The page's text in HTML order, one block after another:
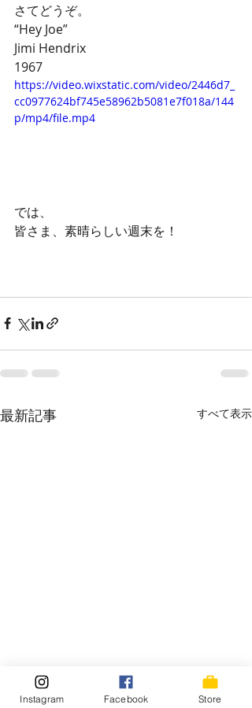
さてどうぞ。
“Hey Joe”
Jimi Hendrix
1967
https://video.wixstatic.com/video/2446d7_
cc0977624bf745e58962b5081e7f018a/144
p/mp4/file.mp4
では、
皆さま、素晴らしい週末を！
最新記事 すべて表示
Instagram Facebook Store